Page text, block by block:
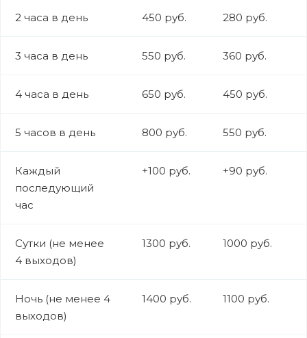
2 часа в день 450 руб. 280 руб.
3 часа в день 550 руб. 360 руб.
4 часа в день 650 руб. 450 руб.
5 часов в день 800 руб. 550 руб.
Каждый
последующий
час
+100 руб. +90 руб.
Сутки (не менее
4 выходов)
1300 руб. 1000 руб.
Ночь (не менее 4
выходов)
1400 руб. 1100 руб.